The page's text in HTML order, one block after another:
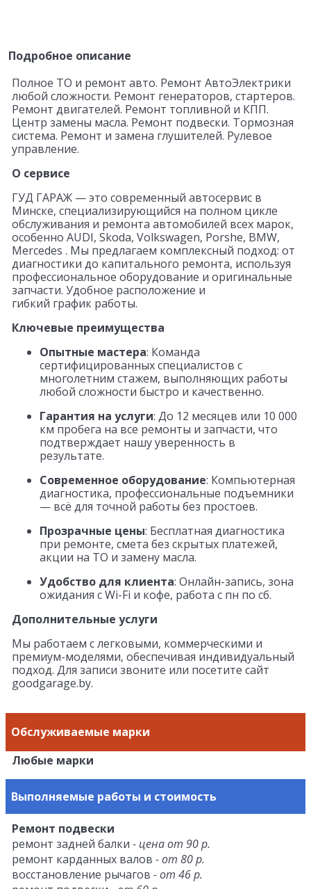
Подробное описание
Полное ТО и ремонт авто. Ремонт АвтоЭлектрики
любой сложности. Ремонт генераторов, стартеров.
Ремонт двигателей. Ремонт топливной и КПП.
Центр замены масла. Ремонт подвески. Тормозная
система. Ремонт и замена глушителей. Рулевое
управление.
О сервисе
ГУД ГАРАЖ — это современный автосервис в
Минске, специализирующийся на полном цикле
обслуживания и ремонта автомобилей всех марок,
особенно AUDI, Skoda, Volkswagen, Porshe, BMW,
Mercedes . Мы предлагаем комплексный подход: от
диагностики до капитального ремонта, используя
профессиональное оборудование и оригинальные
запчасти. Удобное расположение и
гибкий график работы.
Ключевые преимущества
Опытные мастера: Команда
сертифицированных специалистов с
многолетним стажем, выполняющих работы
любой сложности быстро и качественно.
Гарантия на услуги: До 12 месяцев или 10 000
км пробега на все ремонты и запчасти, что
подтверждает нашу уверенность в
результате.
Современное оборудование: Компьютерная
диагностика, профессиональные подъемники
— всё для точной работы без простоев.
Прозрачные цены: Бесплатная диагностика
при ремонте, смета без скрытых платежей,
акции на ТО и замену масла.
Удобство для клиента: Онлайн-запись, зона
ожидания с Wi-Fi и кофе, работа с пн по сб.
Дополнительные услуги
Мы работаем с легковыми, коммерческими и
премиум-моделями, обеспечивая индивидуальный
подход. Для записи звоните или посетите сайт
goodgarage.by.
Обслуживаемые марки
Любые марки
Выполняемые работы и стоимость
Ремонт подвески
ремонт задней балки - цена от 90 р.
ремонт карданных валов - от 80 р.
восстановление рычагов - от 46 р.